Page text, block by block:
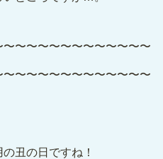
〜〜〜〜〜〜〜〜〜〜〜〜
〜〜〜〜〜〜〜〜〜〜〜〜
丑の日ですね！